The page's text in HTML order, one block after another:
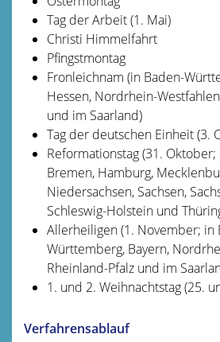
Tag der Arbeit (1. Mai)
Christi Himmelfahrt
Pfingstmontag
Fronleichnam (in Baden-
Hessen, Nordrhein-
und im Saarland)
Tag der deutschen Einheit (3.
Reformationstag (31.
Bremen, Hamburg,
Niedersachsen, Sachsen,
Schleswig-Holstein und
Allerheiligen (1. November; in
Württemberg, Bayern,
Rheinland-Pfalz und im
1. und 2. Weihnachtstag (25.
Verfahrensablauf